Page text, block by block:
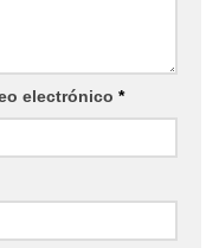
electrónico *